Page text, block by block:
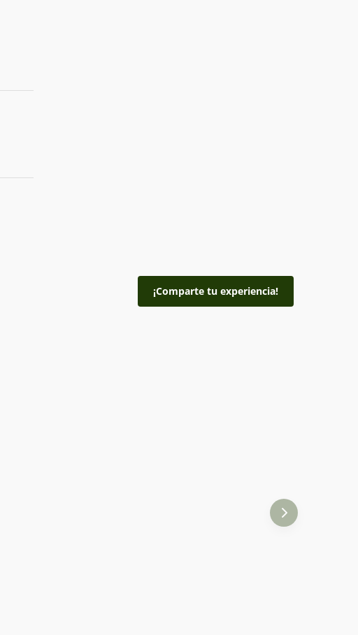
¡Comparte tu experiencia!